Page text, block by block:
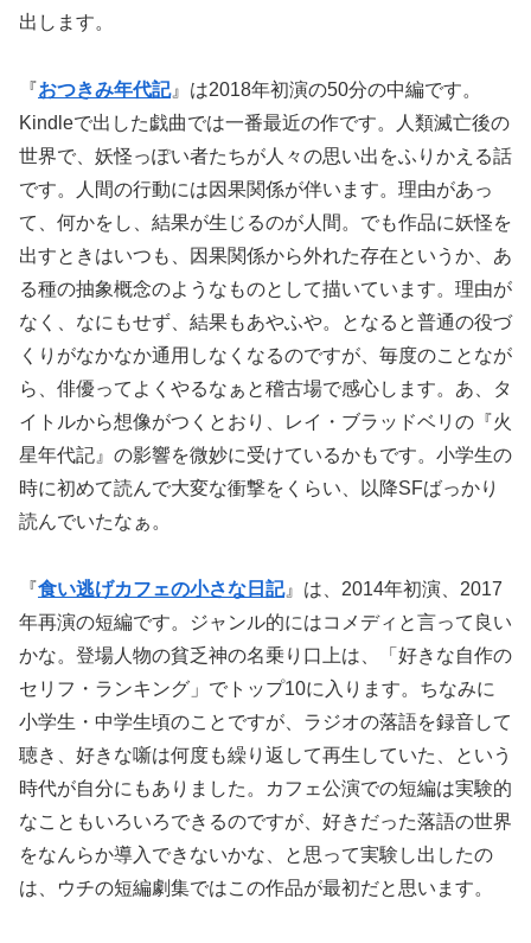
出します。
『おつきみ年代記』は2018年初演の50分の中編です。
Kindleで出した戯曲では一番最近の作です。人類滅亡後の
世界で、妖怪っぽい者たちが人々の思い出をふりかえる話
です。人間の行動には因果関係が伴います。理由があっ
て、何かをし、結果が生じるのが人間。でも作品に妖怪を
出すときはいつも、因果関係から外れた存在というか、あ
る種の抽象概念のようなものとして描いています。理由が
なく、なにもせず、結果もあやふや。となると普通の役づ
くりがなかなか通用しなくなるのですが、毎度のことなが
ら、俳優ってよくやるなぁと稽古場で感心します。あ、タ
イトルから想像がつくとおり、レイ・ブラッドベリの『火
星年代記』の影響を微妙に受けているかもです。小学生の
時に初めて読んで大変な衝撃をくらい、以降SFばっかり
読んでいたなぁ。
『食い逃げカフェの小さな日記』は、2014年初演、2017
年再演の短編です。ジャンル的にはコメディと言って良い
かな。登場人物の貧乏神の名乗り口上は、「好きな自作の
セリフ・ランキング」でトップ10に入ります。ちなみに
小学生・中学生頃のことですが、ラジオの落語を録音して
聴き、好きな噺は何度も繰り返して再生していた、という
時代が自分にもありました。カフェ公演での短編は実験的
なこともいろいろできるのですが、好きだった落語の世界
をなんらか導入できないかな、と思って実験し出したの
は、ウチの短編劇集ではこの作品が最初だと思います。